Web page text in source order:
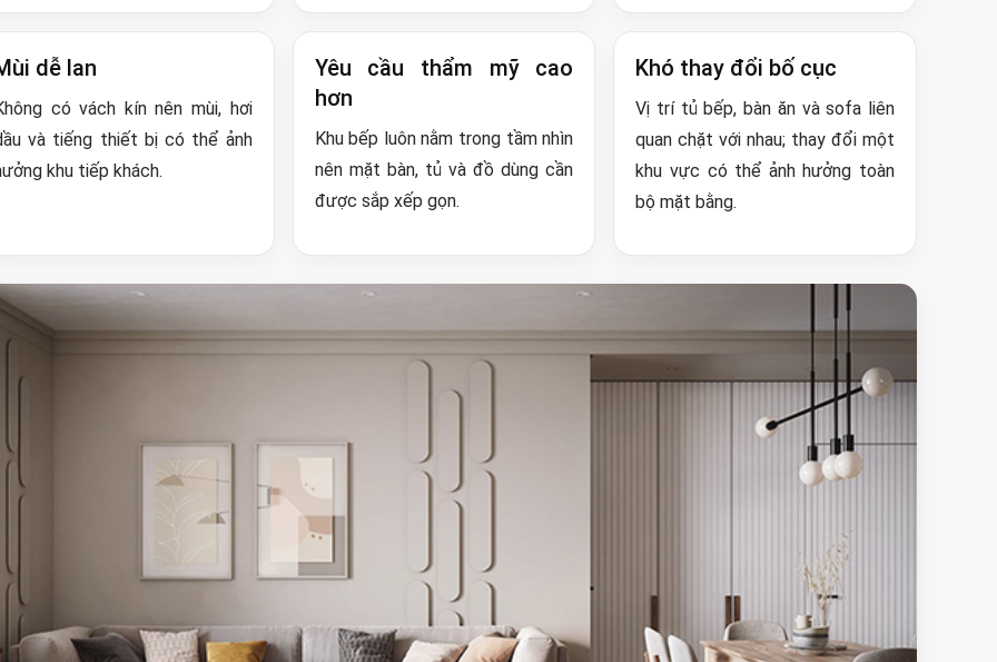
dễ lan
có vách kín nên mùi, hơi
và tiếng thiết bị có thể ảnh
khu tiếp khách.
Yêu cầu thẩm mỹ cao
hơn
Khu bếp luôn nằm trong tầm nhìn
nên mặt bàn, tủ và đồ dùng cần
được sắp xếp gọn.
Khó thay đổi bố cục
Vị trí tủ bếp, bàn ăn và sofa liên
quan chặt với nhau; thay đổi một
khu vực có thể ảnh hưởng toàn
bộ mặt bằng.